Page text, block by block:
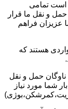
است تمامی
حمل و نقل ما قرار
عزیزان فراهم
هستند که
ناوگان حمل و نقل
شما مورد نیاز